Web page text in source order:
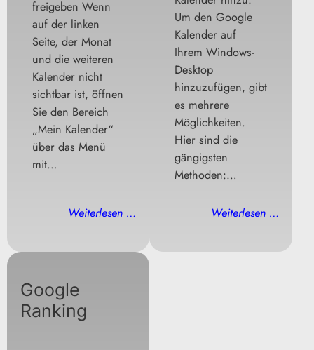
freigeben Wenn
auf der linken
Seite, der Monat
und die weiteren
Kalender nicht
sichtbar ist, öffnen
Sie den Bereich
„Mein Kalender“
über das Menü
mit…
Weiterlesen …
Um den Google
Kalender auf
Ihrem Windows-
Desktop
hinzuzufügen, gibt
es mehrere
Möglichkeiten.
Hier sind die
gängigsten
Methoden:…
Weiterlesen …
Google
Ranking